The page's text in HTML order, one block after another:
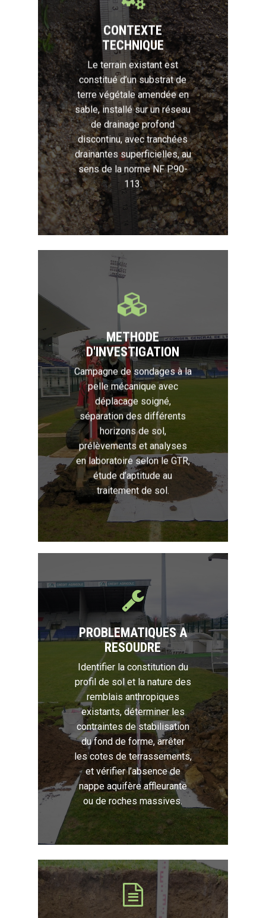
CONTEXTE
TECHNIQUE
Le terrain existant est
constitué d’un substrat de
terre végétale amendée en
sable, installé sur un réseau
de drainage profond
discontinu, avec tranchées
drainantes superficielles, au
sens de la norme NF P90-
113.
METHODE
D'INVESTIGATION
Campagne de sondages à la
pelle mécanique avec
déplacage soigné,
séparation des différents
horizons de sol,
prélèvements et analyses
en laboratoire selon le GTR,
étude d’aptitude au
traitement de sol.
PROBLEMATIQUES A
RESOUDRE
Identifier la constitution du
profil de sol et la nature des
remblais anthropiques
existants, déterminer les
contraintes de stabilisation
du fond de forme, arrêter
les cotes de terrassements,
et vérifier l’absence de
nappe aquifère affleurante
ou de roches massives.